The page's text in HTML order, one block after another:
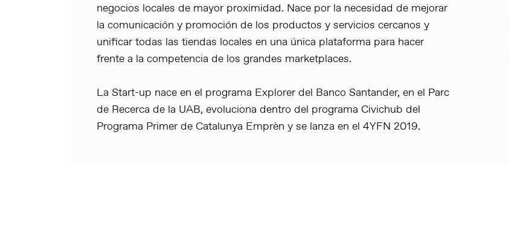
negocios locales de mayor proximidad. Nace por la necesidad de mejorar
la comunicación y promoción de los productos y servicios cercanos y
unificar todas las tiendas locales en una única plataforma para hacer
frente a la competencia de los grandes marketplaces.
La Start-up nace en el programa Explorer del Banco Santander, en el Parc
de Recerca de la UAB, evoluciona dentro del programa Civichub del
Programa Primer de Catalunya Emprèn y se lanza en el 4YFN 2019.